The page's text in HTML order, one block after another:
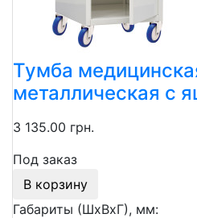
Тумба
металлическая с
3 135.00 грн.
Под заказ
В корзину
Габариты (ШхВхГ), мм: